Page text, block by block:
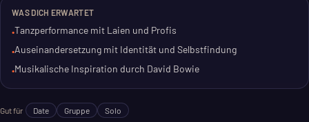
Ein Jahr lang haben die Teilnehmer mit Tanzpädagogen des
Staatsballetts gearbeitet. Ihre eigenen Geschichten und
Gedanken fließen in die Choreografie ein. Die Inspiration kommt
zu erfinden. Eine Reise durch fremde Welten und das eigene
WAS DICH ERWARTET
•Tanzperformance mit Laien und Profis
•Auseinandersetzung mit Identität und Selbstfindung
•Musikalische Inspiration durch David Bowie
Gut für Date Gruppe Solo